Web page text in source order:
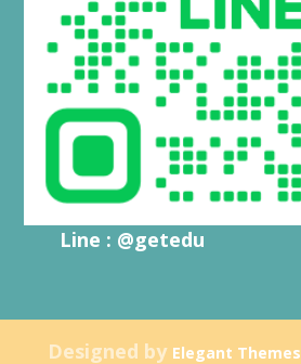
Line : @getedu
Designed by Elegant Themes